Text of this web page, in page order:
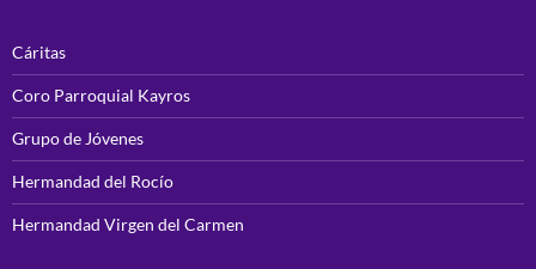
Cáritas
Coro Parroquial Kayros
Grupo de Jóvenes
Hermandad del Rocío
Hermandad Virgen del Carmen